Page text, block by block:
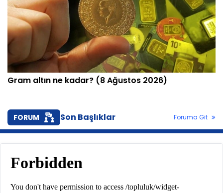
Gram altın ne kadar? (8 Ağustos 2026)
FORUM Son Başlıklar Foruma Git